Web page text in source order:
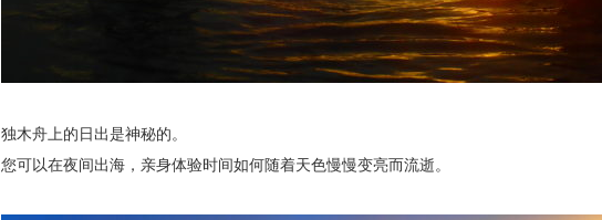
独木舟上的日出是神秘的。
您可以在夜间出海，亲身体验时间如何随着天色慢慢变亮而流逝。